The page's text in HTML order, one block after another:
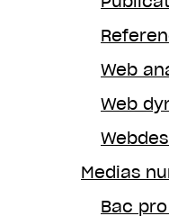
Web
Web
Medias
Bac